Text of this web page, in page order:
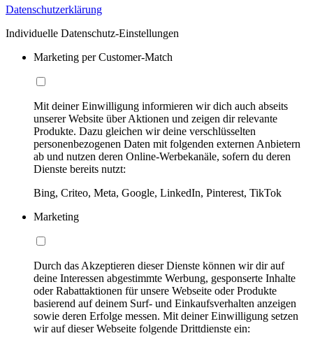
Datenschutzerklärung
Individuelle Datenschutz-Einstellungen
Marketing per Customer-Match
Mit deiner Einwilligung informieren wir dich auch abseits
unserer Website über Aktionen und zeigen dir relevante
Produkte. Dazu gleichen wir deine verschlüsselten
personenbezogenen Daten mit folgenden externen Anbietern
ab und nutzen deren Online-Werbekanäle, sofern du deren
Dienste bereits nutzt:
Bing, Criteo, Meta, Google, LinkedIn, Pinterest, TikTok
Marketing
Durch das Akzeptieren dieser Dienste können wir dir auf
deine Interessen abgestimmte Werbung, gesponserte Inhalte
oder Rabattaktionen für unsere Webseite oder Produkte
basierend auf deinem Surf- und Einkaufsverhalten anzeigen
sowie deren Erfolge messen. Mit deiner Einwilligung setzen
wir auf dieser Webseite folgende Drittdienste ein: